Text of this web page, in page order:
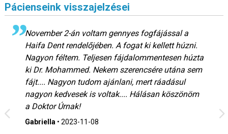
Pácienseink visszajelzései
November 2-án voltam gennyes fogfájással a
Haifa Dent rendelőjében. A fogat ki kellett húzni.
Nagyon féltem. Teljesen fájdalommentesen húzta
ki Dr. Mohammed. Nekem szerencsére utána sem
fájt.... Nagyon tudom ajánlani, mert ráadásul
nagyon kedvesek is voltak.... Hálásan köszönöm
a Doktor Úrnak!
Gabriella • 2023-11-08